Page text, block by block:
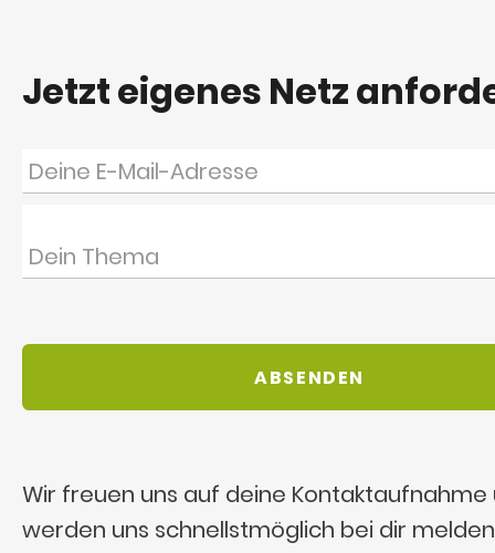
Jetzt eigenes Netz
Wir freuen uns auf deine Kontaktaufnahme
werden uns schnellstmöglich bei dir